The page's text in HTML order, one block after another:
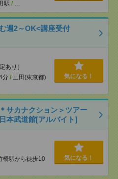
駅 / …
週2～OK<講座受付
あり）
分 / 三田(東京都)
気になる！
サカナクション＞ツアー
本武道館[アルバイト]
橋駅から徒歩10
気になる！